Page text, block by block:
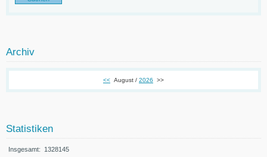
Archiv
<< August / 2026 >>
Statistiken
Insgesamt: 1328145